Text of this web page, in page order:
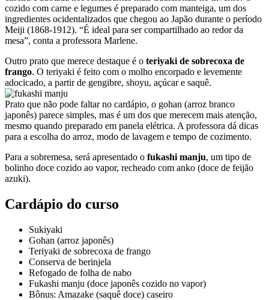
cozido com carne e legumes é preparado com manteiga, um dos
ingredientes ocidentalizados que chegou ao Japão durante o período
Meiji (1868-1912). “É ideal para ser compartilhado ao redor da
mesa”, conta a professora Marlene.
Outro prato que merece destaque é o teriyaki de sobrecoxa de
frango. O teriyaki é feito com o molho encorpado e levemente
adocicado, a partir de gengibre, shoyu, açúcar e saquê.
Prato que não pode faltar no cardápio, o gohan (arroz branco
japonês) parece simples, mas é um dos que merecem mais atenção,
mesmo quando preparado em panela elétrica. A professora dá dicas
para a escolha do arroz, modo de lavagem e tempo de cozimento.
Para a sobremesa, será apresentado o fukashi manju, um tipo de
bolinho doce cozido ao vapor, recheado com anko (doce de feijão
azuki).
Cardápio do curso
Sukiyaki
Gohan (arroz japonês)
Teriyaki de sobrecoxa de frango
Conserva de berinjela
Refogado de folha de nabo
Fukashi manju (doce japonês cozido no vapor)
Bônus: Amazake (saquê doce) caseiro